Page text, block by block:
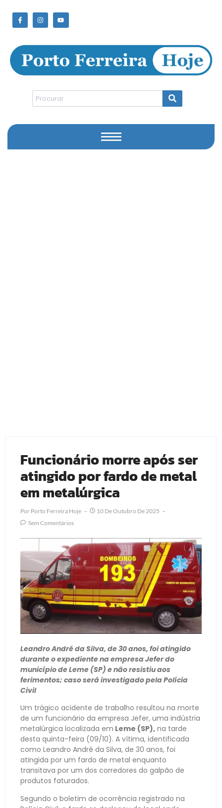
Funcionário morre após ser
atingido por fardo de metal
em metalúrgica
Por Porto Ferreira Hoje
10 De Outubro De 2025
Sem Comentários
Leandro André da Silva, de 30 anos, foi atingido
durante o expediente na empresa Jefer do
município de Leme (SP) e não resistiu aos
ferimentos; caso será investigado pela Polícia
Civil
Um trágico acidente de trabalho resultou na morte
de um funcionário da empresa Jefer, uma indústria
metalúrgica localizada em Leme (SP), na tarde
desta quinta-feira (09/10). A vítima, identificada
como Leandro André da Silva, de 30 anos, foi
atingida por um fardo de metal enquanto
transitava por um dos corredores do galpão de
produtos faturados.
Segundo o boletim de ocorrência registrado na